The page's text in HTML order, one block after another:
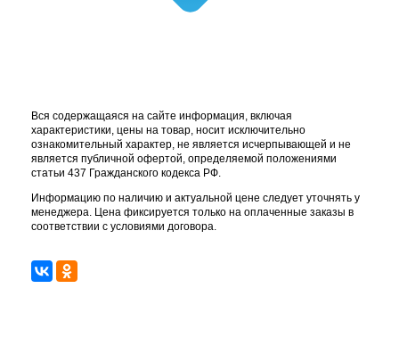
Вся содержащаяся на сайте информация, включая
характеристики, цены на товар, носит исключительно
ознакомительный характер, не является исчерпывающей и не
является публичной офертой, определяемой положениями
статьи 437 Гражданского кодекса РФ.
Информацию по наличию и актуальной цене следует уточнять у
менеджера. Цена фиксируется только на оплаченные заказы в
соответствии с условиями договора.